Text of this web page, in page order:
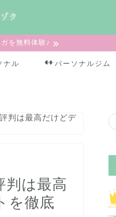
を無料体験♪
ナル パーソナルジム
判は最高だけどデ
判は最高
を徹底